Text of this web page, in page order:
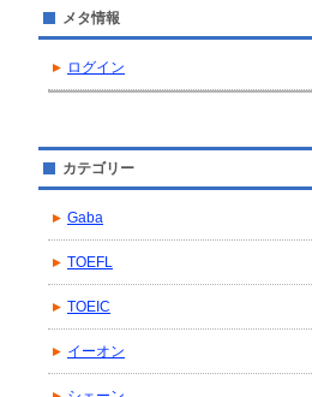
メタ情報
ログイン
カテゴリー
Gaba
TOEFL
TOEIC
イーオン